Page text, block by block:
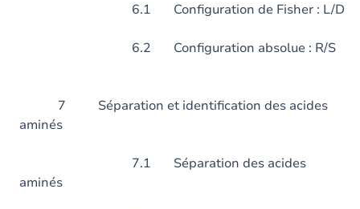
6.1 Configuration de
6.2 Configuration
7 Séparation et identification des acides
aminés
7.1 Séparation des acides
aminés